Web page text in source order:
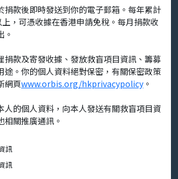
捐款後即時發送到你的電子郵箱。每年累計
，可憑收據在香港申請免稅。每月捐款收
。
捐款及寄發收據、發放救盲項目資訊、籌募
途。你的個人資料絕對保密，有關保密政策
網頁www.orbis.org/hkprivacypolicy 。
人的個人資料，向本人發送有關救盲項目資
相關推廣通訊。
訊
訊